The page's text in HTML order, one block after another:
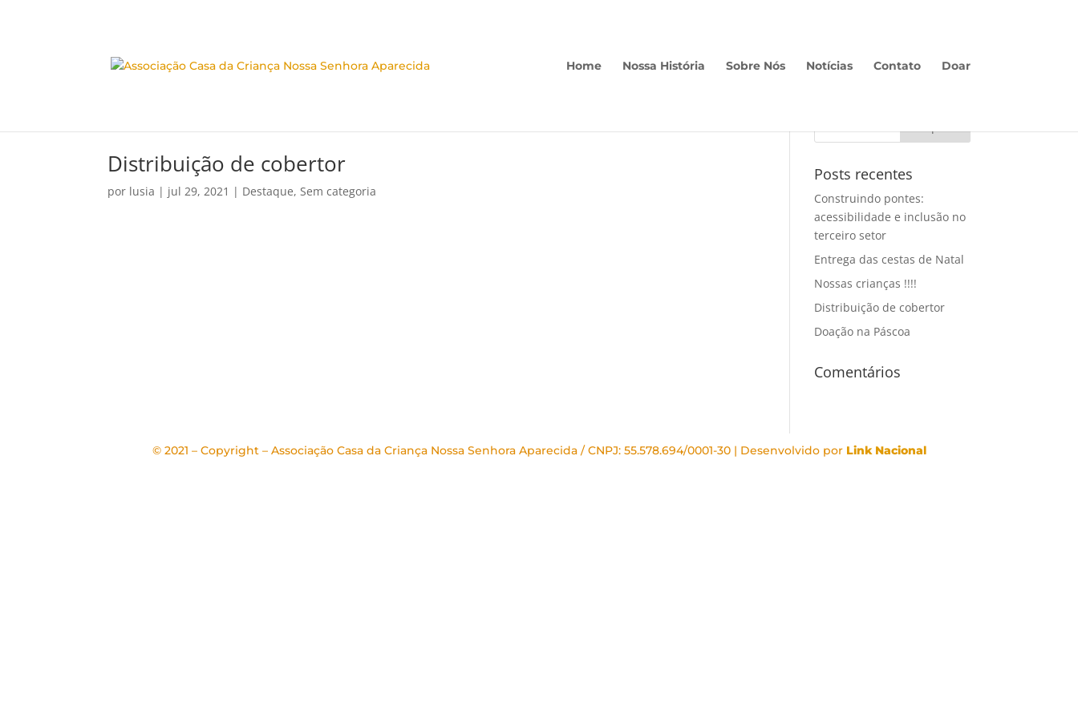
Home Nossa História Sobre Nós Notícias Contato Doar
Distribuição de cobertor
por lusia | jul 29, 2021 | Destaque,Sem categoria
Posts recentes
Construindo pontes:
acessibilidade e inclusão no
terceiro setor
Entrega das cestas de Natal
Nossas crianças !!!!
Distribuição de cobertor
Doação na Páscoa
Comentários
©️ 2021 – Copyright – Associação Casa da Criança Nossa Senhora Aparecida / CNPJ: 55.578.694/0001-30 | Desenvolvido por Link Nacional